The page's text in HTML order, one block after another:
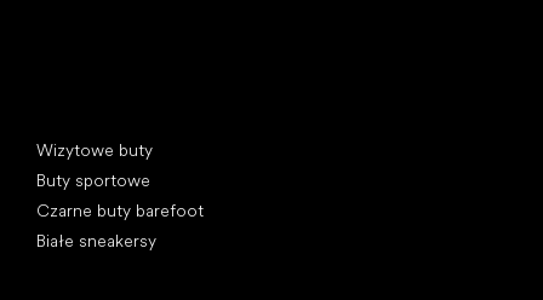
Wizytowe buty
Buty sportowe
Czarne buty barefoot
Białe sneakersy